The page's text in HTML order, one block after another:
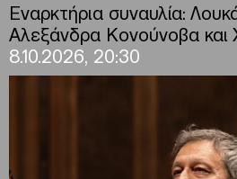
Εναρκτήρια συναυλία:
Αλεξάνδρα Κονούνοβα και
8.10.2026, 20:30